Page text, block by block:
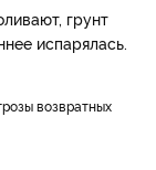
грунт
испарялась.